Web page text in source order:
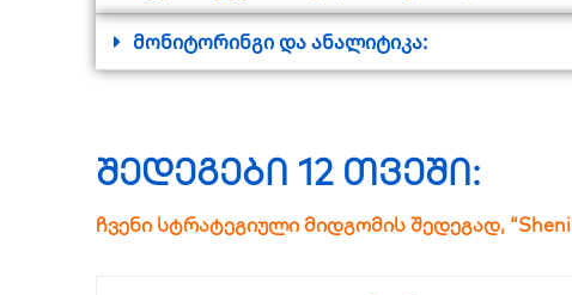
მონიტორინგი და ანალიტიკა:
შედეგები 12 თვეში:
ჩვენი სტრატეგიული მიდგომის შედეგად,